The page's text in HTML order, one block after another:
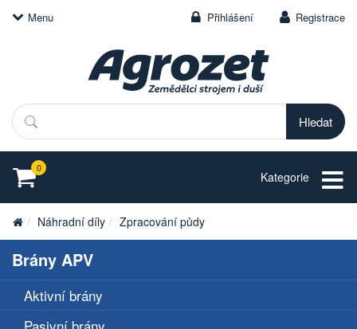
Menu Přihlášení Registrace
Hledat
0
Kategorie
Náhradní díly Zpracování půdy
Brány APV
Aktivní brány